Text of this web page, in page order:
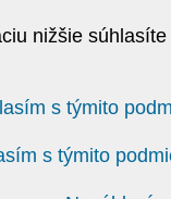
nižšie
s týmito
s týmito